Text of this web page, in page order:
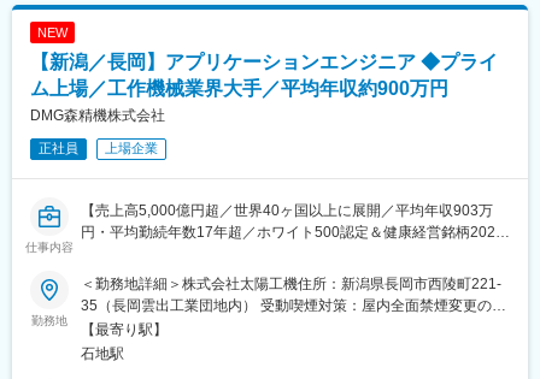
■当社の魅力：
工作機械業界の世界シェアトップクラスのプライム上場上場企業
し、工作機械1台あたりの販売単価が上昇しています。製造業、自
＜働きやすさ＞
・有給取得は20日以上と100%越え
・平均年収903万円／有給休暇取得平均18.9日
・平均勤続年数17年超、平均年齢40.5歳、離職率（自己都合）
1.6%と長期就労可能
・育児休暇は男性女性共に100%
NEW
【新潟／長岡】アプリケーションエンジニア ◆プライ
ム上場／工作機械業界大手／平均年収約900万円
DMG森精機株式会社
正社員 上場企業
仕事内容
【売上高5,000億円超／世界40ヶ国以上に展開／平均年収903万
円・平均勤続年数17年超／ホワイト500認定＆健康経営銘柄2024
※世界有数の工作機械メーカーである当社の完全子会社「株式会社
太陽工機」に在籍出向いただき、将来的に長岡市にてアプリケー
ション（加工技術）エンジニアとしての業務をお任せいたしま
す。
勤務地
＜勤務地詳細＞株式会社太陽工機住所：新潟県長岡市西陵町221-
35（長岡雲出工業団地内） 受動喫煙対策：屋内全面禁煙変更の範
囲：会社の定める事業所
【最寄り駅】
石地駅